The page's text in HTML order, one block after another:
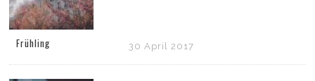
Frühling 30 April 2017